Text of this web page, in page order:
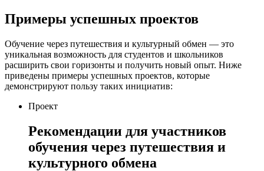
Примеры успешных проектов
Обучение через путешествия и культурный обмен — это
уникальная возможность для студентов и школьников
расширить свои горизонты и получить новый опыт. Ниже
приведены примеры успешных проектов, которые
демонстрируют пользу таких инициатив:
Проект
Рекомендации для участников
обучения через путешествия и
культурного обмена